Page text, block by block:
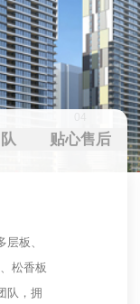
板、
松香板
队，拥
贴心售后